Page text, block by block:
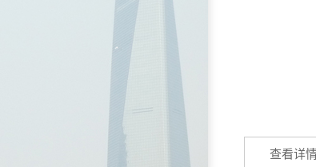
查看详